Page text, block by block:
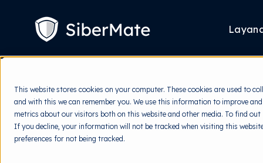
This website stores cookies on your computer. These cookies are used to
and with this we can remember you. We use this information to improve
metrics about our visitors both on this website and other media. To find
If you decline, your information will not be tracked when visiting this
preferences for not being tracked.
CONTENT